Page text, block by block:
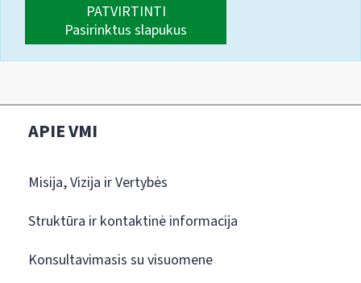
PATVIRTINTI
Pasirinktus slapukus
APIE VMI
Misija, Vizija ir Vertybės
Struktūra ir kontaktinė informacija
Konsultavimasis su visuomene